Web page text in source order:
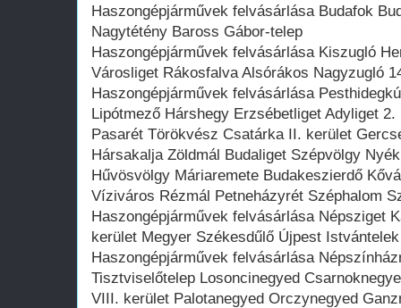
Haszongépjárművek felvásárlása Budafok
Nagytétény Baross Gábor-telep
Haszongépjárművek felvásárlása Kiszugló
Városliget Rákosfalva Alsórákos Nagyzugló
Haszongépjárművek felvásárlása
Lipótmező Hárshegy Erzsébetliget Adyliget
Pasarét Törökvész Csatárka II. kerület
Hársakalja Zöldmál Budaliget Szépvölgy
Hűvösvölgy Máriaremete Budakeszierdő
Víziváros Rézmál Petneházyrét Széphalom
Haszongépjárművek felvásárlása Népsziget
kerület Megyer Székesdűlő Újpest Istvántelek
Haszongépjárművek felvásárlása
Tisztviselőtelep Losoncinegyed
VIII. kerület Palotanegyed Orczynegyed